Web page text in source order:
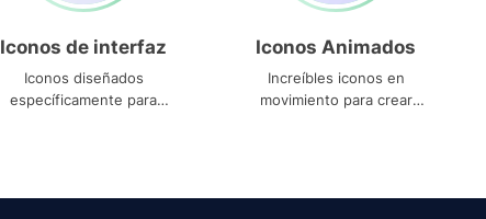
Iconos de interfaz
Iconos diseñados
específicamente para
Iconos Animados
Increíbles iconos en
movimiento para crear